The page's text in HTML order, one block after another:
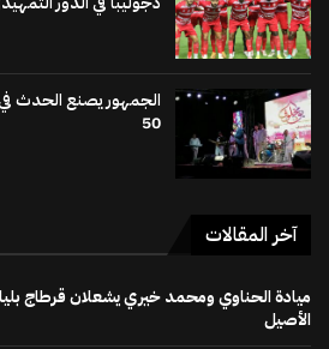
الجمهور يصنع الحدث
50
آخر المقالات
ميادة الحناوي ومحمد خيري يشعلان قرطاج
الأصيل